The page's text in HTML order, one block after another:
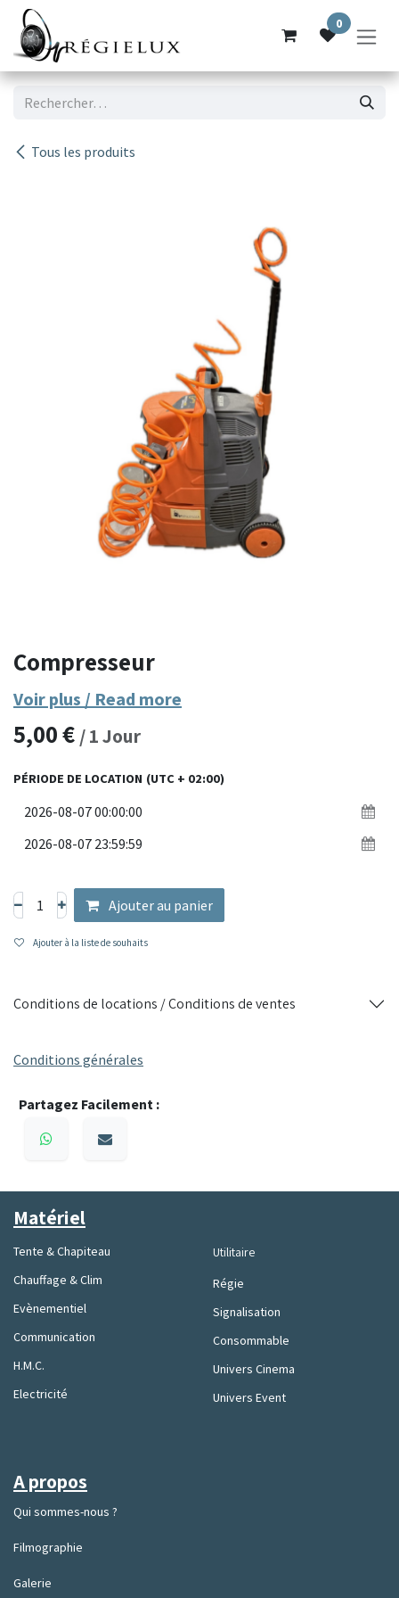
Se rendre au contenu
0
Tous les produits
Compresseur
Voir plus / Read more
5,00€ /1Jour
PÉRIODE DE LOCATION (UTC + 02:00)
Ajouter au panier
Ajouter à la liste de souhaits
Conditions de locations / Conditions de ventes
Conditions générales
Partagez Facilement :
A propos
Qui sommes-nous ?
Filmographie
Galerie
Utilitaire
Régie
Signalisation
Consommable
Univers Cinema
Univers Event
Matériel
Tente & Chapiteau
Chauffage & Clim
Evènementiel
Communication
H.M.C.
Electricité